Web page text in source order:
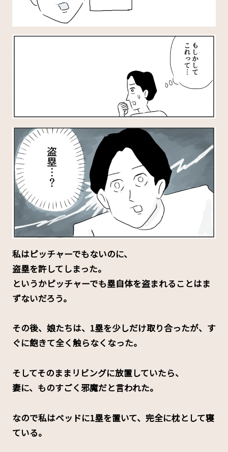
私はピッチャーでもないのに、
盗塁を許してしまった。
というかピッチャーでも塁自体を盗まれることはま
ずないだろう。
その後、娘たちは、1塁を少しだけ取り合ったが、す
ぐに飽きて全く触らなくなった。
そしてそのままリビングに放置していたら、
妻に、ものすごく邪魔だと言われた。
なので私はベッドに1塁を置いて、完全に枕として寝
ている。